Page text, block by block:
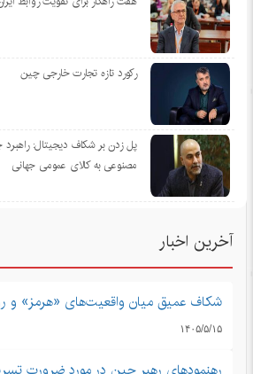
رکورد تازه تجارت خارجی چین
پل زدن بر شکاف دیجیتال:
مصنوعی به کالای عمومی جهانی
آخرین اخبار
شکاف عمیق میان واقعیت‌های «هرمز» و
۱۴۰۵/۵/۱۵